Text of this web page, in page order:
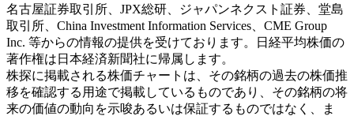
名古屋証券取引所、JPX総研、ジャパンネクスト証券、堂島
取引所、China Investment Information Services、CME Group
Inc. 等からの情報の提供を受けております。日経平均株価の
著作権は日本経済新聞社に帰属します。
株探に掲載される株価チャートは、その銘柄の過去の株価推
移を確認する用途で掲載しているものであり、その銘柄の将
来の価値の動向を示唆あるいは保証するものではなく、ま